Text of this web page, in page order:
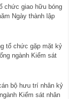
chức giao hữu bóng
Ngày thành lập
tổ chức gặp mặt kỷ
ngành Kiểm sát
bộ hưu trí nhân kỷ
Kiểm sát nhân